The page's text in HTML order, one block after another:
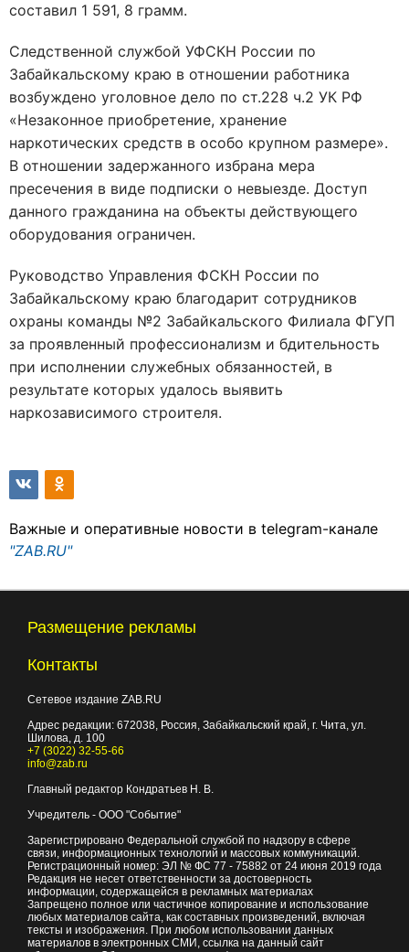
составил 1 591, 8 грамм.
Следственной службой УФСКН России по
Забайкальскому краю в отношении работника
возбуждено уголовное дело по ст.228 ч.2 УК РФ
«Незаконное приобретение, хранение
наркотических средств в особо крупном размере».
В отношении задержанного избрана мера
пресечения в виде подписки о невыезде. Доступ
данного гражданина на объекты действующего
оборудования ограничен.
Руководство Управления ФСКН России по
Забайкальскому краю благодарит сотрудников
охраны команды №2 Забайкальского Филиала ФГУП
за проявленный профессионализм и бдительность
при исполнении служебных обязанностей, в
результате которых удалось выявить
наркозависимого строителя.
Важные и оперативные новости в telegram-канале
"ZAB.RU"
Размещение рекламы
Контакты
Сетевое издание ZAB.RU
Адрес редакции: 672038, Россия, Забайкальский край, г. Чита, ул.
Шилова, д. 100
+7 (3022) 32-55-66
info@zab.ru
Главный редактор Кондратьев Н. В.
Учредитель - ООО "Событие"
Зарегистрировано Федеральной службой по надзору в сфере
связи, информационных технологий и массовых коммуникаций.
Регистрационный номер: ЭЛ № ФС 77 - 75882 от 24 июня 2019 года
Редакция не несет ответственности за достоверность
информации, содержащейся в рекламных материалах
Запрещено полное или частичное копирование и использование
любых материалов сайта, как составных произведений, включая
тексты и изображения. При любом использовании данных
материалов в электронных СМИ, ссылка на данный сайт